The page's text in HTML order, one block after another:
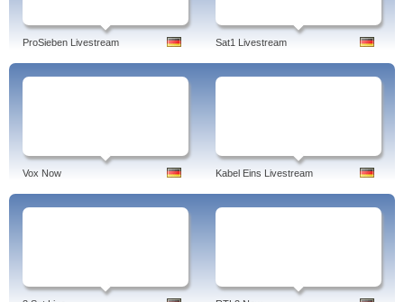
ProSieben Livestream Sat1 Livestream
Vox Now Kabel Eins Livestream